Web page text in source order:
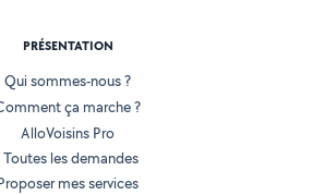
PRÉSENTATION
Qui sommes-nous ?
ça marche ?
AlloVoisins Pro
Toutes les demandes
mes services